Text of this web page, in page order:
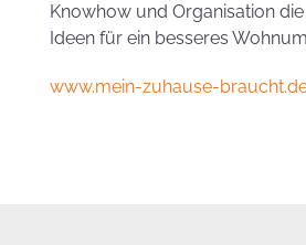
Knowhow und Organisation
Ideen für ein besseres
www.mein-zuhause-